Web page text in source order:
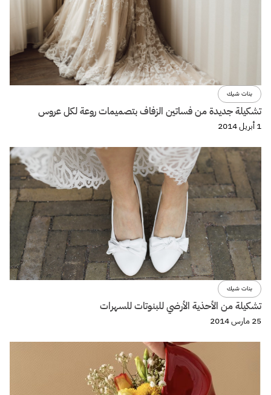
بنات شيك
تشكيلة جديدة من فساتين الزفاف بتصميمات روعة لكل عروس
1 أبريل 2014
بنات شيك
تشكيلة من الأحذية الأرضي للبنوتات للسهرات
25 مارس 2014